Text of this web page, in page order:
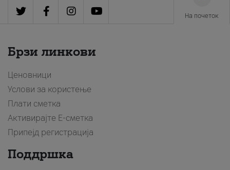
На почеток
Брзи линкови
Ценовници
Услови за користење
Плати сметка
Активирајте Е-сметка
Припејд регистрација
Поддршка